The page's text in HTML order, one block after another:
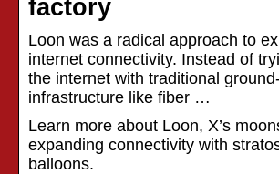
factory
Loon was a radical approach to
internet connectivity. Instead of
the internet with traditional
infrastructure like fiber …
Learn more about Loon, X’s
expanding connectivity with
balloons.